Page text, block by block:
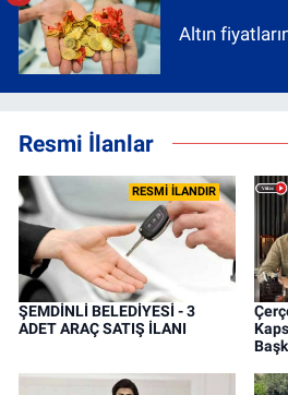
Altın
Resmi İlanlar
RESMİ İLANDIR
ŞEMDİNLİ BELEDİYESİ - 3
ADET ARAÇ SATIŞ İLANI